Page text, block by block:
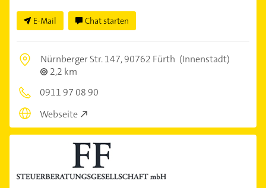
E-Mail Chat starten
Nürnberger Str. 147,90762 Fürth (Innenstadt)
2,2 km
0911 97 08 90
Webseite